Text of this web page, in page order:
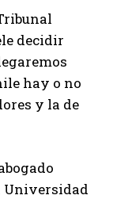
decidir
hay o no
y la de
Universidad